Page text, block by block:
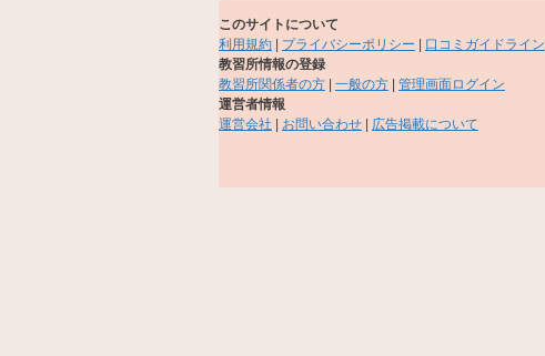
このサイトについて
利用規約
プライバシーポリシー
口コミガイドライン
教習所情報の登録
教習所関係者の方
一般の方
管理画面ログイン
運営者情報
運営会社
お問い合わせ 広告掲載について